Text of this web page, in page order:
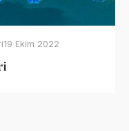
19 Ekim 2022